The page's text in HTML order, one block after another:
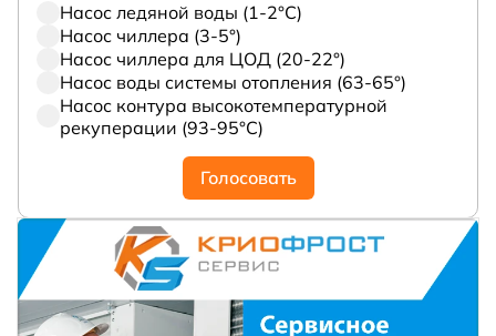
Насос ледяной воды (1-2°С)
Насос чиллера (3-5°)
Насос чиллера для ЦОД (20-22°)
Насос воды системы отопления (63-65°)
Насос контура высокотемпературной
рекуперации (93-95°С)
Голосовать